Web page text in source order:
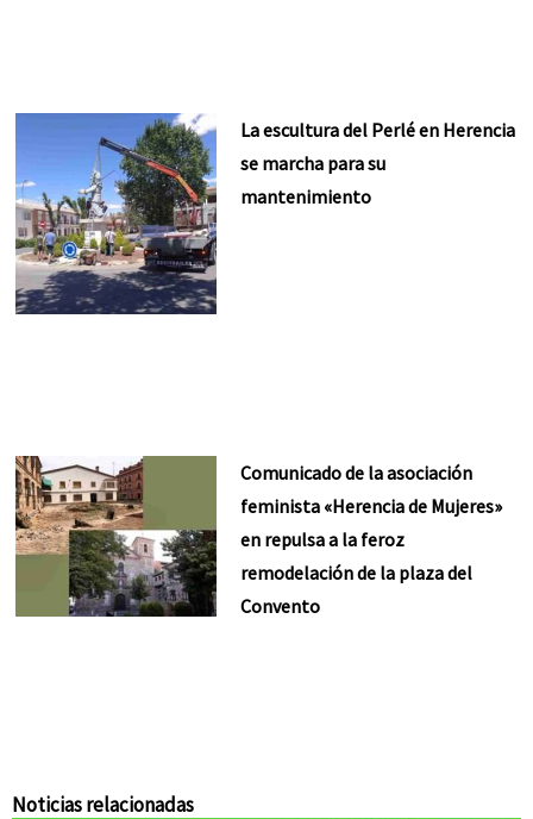
La escultura del Perlé en Herencia
se marcha para su
mantenimiento
Comunicado de la asociación
feminista «Herencia de Mujeres»
en repulsa a la feroz
remodelación de la plaza del
Convento
Noticias relacionadas